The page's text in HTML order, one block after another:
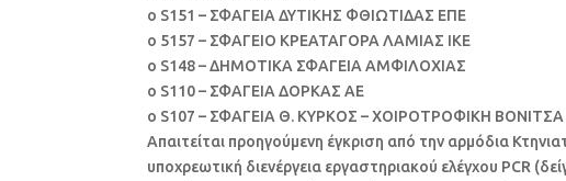
o S151 – ΣΦΑΓΕΙΑ ΔΥΤΙΚΗΣ ΦΘΙΩΤΙΔΑΣ ΕΠΕ
o 5157 – ΣΦΑΓΕΙΟ ΚΡΕΑΤΑΓΟΡΑ ΛΑΜΙΑΣ ΙΚΕ
o S148 – ΔΗΜΟΤΙΚΑ ΣΦΑΓΕΙΑ ΑΜΦΙΛΟΧΙΑΣ
o S110 – ΣΦΑΓΕΙΑ ΔΟΡΚΑΣ ΑΕ
o S107 – ΣΦΑΓΕΙΑ Θ. ΚΥΡΚΟΣ – ΧΟΙΡΟΤΡΟΦΙΚΗ
Απαιτείται προηγούμενη έγκριση από την αρμόδια
υποχρεωτική διενέργεια εργαστηριακού ελέγχου PCR